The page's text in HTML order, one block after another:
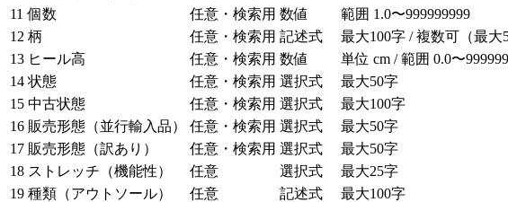
11 個数 任意・検索用 数値 範囲 1.0〜999999999
12 柄 任意・検索用 記述式 最大100字 / 複数可（最大5
13 ヒール高 任意・検索用 数値 単位 cm / 範囲 0.0〜
14 状態 任意・検索用 選択式 最大50字
15 中古状態 任意・検索用 選択式 最大100字
16 販売形態（並行輸入品） 任意・検索用 選択式 最大50字
17 販売形態（訳あり） 任意・検索用 選択式 最大50字
18 ストレッチ（機能性） 任意 選択式 最大25字
19 種類（アウトソール） 任意 記述式 最大100字